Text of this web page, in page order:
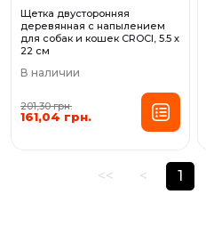
Щетка двусторонняя
деревянная с напылением
для собак и кошек CROCI, 5.5 х
22 см
В наличии
201,30 грн.
161,04 грн.
<< < 1